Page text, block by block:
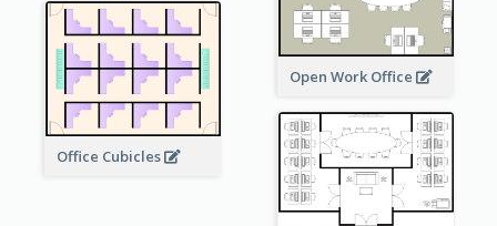
Open Work Office
Office Cubicles